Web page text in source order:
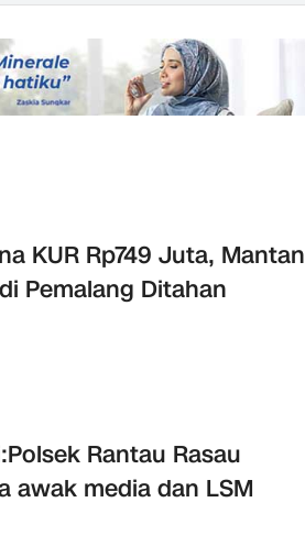
KUR Rp749 Juta, Mantan
Pemalang Ditahan
Rantau Rasau
awak media dan LSM